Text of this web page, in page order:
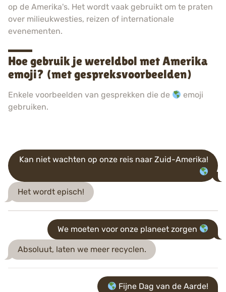
op de Amerika's. Het wordt vaak gebruikt om te praten
over milieukwesties, reizen of internationale
evenementen.
Hoe gebruik je wereldbol met Amerika
emoji? (met gespreksvoorbeelden)
Enkele voorbeelden van gesprekken die de
emoji
gebruiken.
Kan niet wachten op onze reis naar Zuid-Amerika!
Het wordt episch!
We moeten voor onze planeet zorgen
Absoluut, laten we meer recyclen.
Fijne Dag van de Aarde!